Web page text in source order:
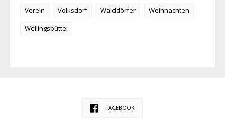
Verein
Volksdorf Walddörfer
Weihnachten
Wellingsbüttel
FACEBOOK